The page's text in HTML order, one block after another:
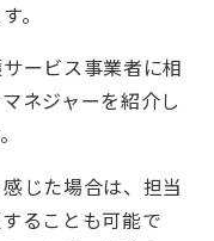
。
ービス事業者に相
ネジャーを紹介し
じた場合は、担当
ることも可能で